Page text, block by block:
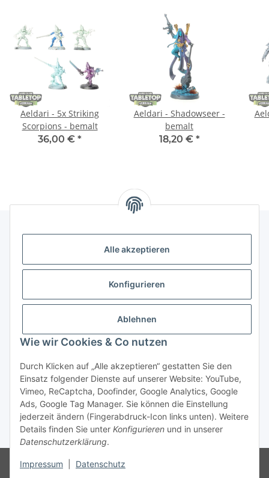
Alle akzeptieren
Konfigurieren
Ablehnen
Wie wir Cookies & Co nutzen
Durch Klicken auf „Alle akzeptieren“ gestatten Sie den
Einsatz folgender Dienste auf unserer Website: YouTube,
Vimeo, ReCaptcha, Doofinder, Google Analytics, Google
Ads, Google Tag Manager. Sie können die Einstellung
jederzeit ändern (Fingerabdruck-Icon links unten). Weitere
Details finden Sie unter Konfigurieren und in unserer
Datenschutzerklärung.
Impressum Datenschutz
Aeldari - 5x Striking
Scorpions - bemalt
36,00 € *
Aeldari - Shadowseer -
bemalt
18,20 € *
Gesetzliche Informationen
Bestellung wiederrufen
* Alle Preise inkl. gesetzlicher USt., zzgl.Versand
Besucherzähler: 74946284